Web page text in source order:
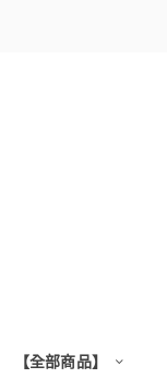
【全部商品】